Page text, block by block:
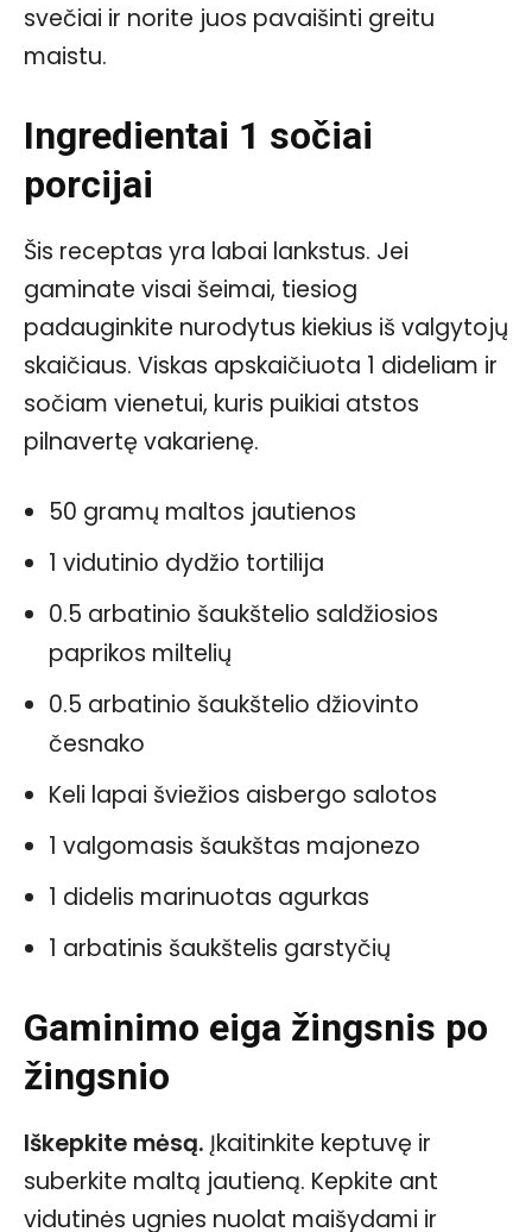
svečiai ir norite juos pavaišinti greitu
maistu.
Ingredientai 1 sočiai
porcijai
Šis receptas yra labai lankstus. Jei
gaminate visai šeimai, tiesiog
padauginkite nurodytus kiekius iš valgytojų
skaičiaus. Viskas apskaičiuota 1 dideliam ir
sočiam vienetui, kuris puikiai atstos
pilnavertę vakarienę.
50 gramų maltos jautienos
1 vidutinio dydžio tortilija
0.5 arbatinio šaukštelio saldžiosios
paprikos miltelių
0.5 arbatinio šaukštelio džiovinto
česnako
Keli lapai šviežios aisbergo salotos
1 valgomasis šaukštas majonezo
1 didelis marinuotas agurkas
1 arbatinis šaukštelis garstyčių
Gaminimo eiga žingsnis po
žingsnio
Iškepkite mėsą. Įkaitinkite keptuvę ir
suberkite maltą jautieną. Kepkite ant
vidutinės ugnies nuolat maišydami ir